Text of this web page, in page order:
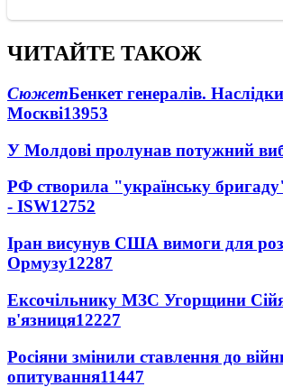
ЧИТАЙТЕ ТАКОЖ
СюжетБенкет генералів.
Москві13953
У Молдові пролунав потужний
РФ створила "українську
- ISW12752
Іран висунув США вимоги для
Ормузу12287
Ексочільнику МЗС Угорщини
в'язниця12227
Росіяни змінили ставлення до
опитування11447